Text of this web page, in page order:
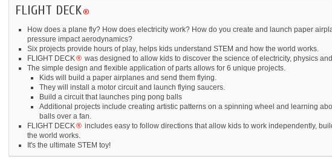
FLIGHT DECK®
How does a plane fly? How does electricity work? How do you create and launch paper
pressure impact aerodynamics?
Six projects provide hours of play, helps kids understand STEM and how the world works.
FLIGHT DECK® was designed to allow kids to discover the science of electricity, physics
The simple design and flexible application of parts allows for 6 unique projects.
Kids will build a paper airplanes and send them flying.
They will install a motor circuit and launch flying saucers.
Build a circuit that launches ping pong balls
Additional projects include creating artistic patterns on a spinning wheel and learning
balls over a fan.
FLIGHT DECK® includes easy to follow directions that allow kids to work independently,
the world works.
It's the ultimate STEM toy!